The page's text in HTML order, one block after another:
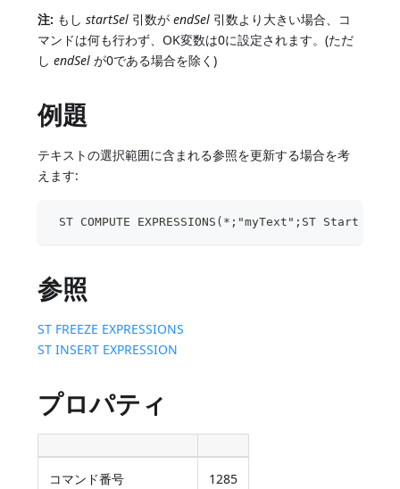
注: もしstartSel 引数がendSel 引数より大きい場合、コ
マンドは何も行わず、OK変数は0に設定されます。(ただ
しendSel が0である場合を除く)
例題
テキストの選択範囲に含まれる参照を更新する場合を考
えます:
ST COMPUTE EXPRESSIONS(*;"myText";ST Start
参照
ST FREEZE EXPRESSIONS
ST INSERT EXPRESSION
プロパティ
コマンド番号 1285